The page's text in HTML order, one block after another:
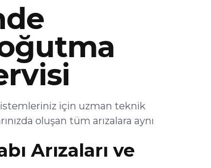
için uzman teknik
oluşan tüm arızalara aynı
Arızaları ve